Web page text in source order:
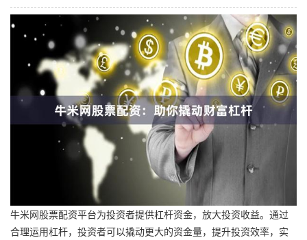
牛米网股票配资平台为投资者提供杠杆资金，放大投资收益。通过
合理运用杠杆，投资者可以撬动更大的资金量，提升投资效率，实